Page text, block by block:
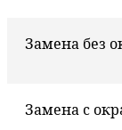
Замена без
Замена с